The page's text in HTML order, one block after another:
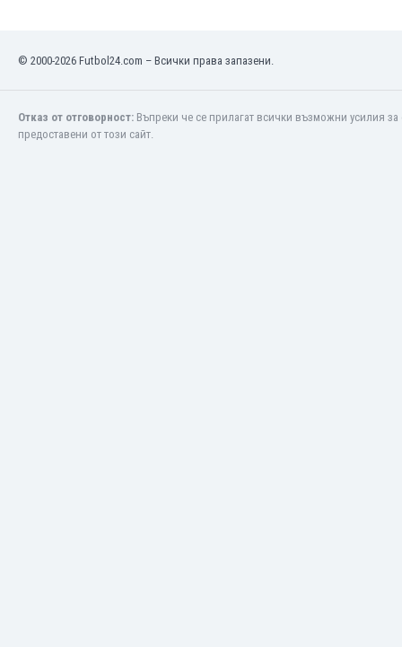
© 2000-2026 Futbol24.com – Всички права запазени.
Отказ от отговорност: Въпреки че се прилагат всички възможни усилия
предоставени от този сайт.